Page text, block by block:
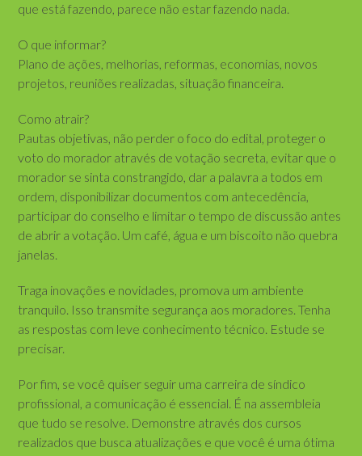
que está fazendo, parece não estar fazendo nada.
O que informar?
Plano de ações, melhorias, reformas, economias, novos
projetos, reuniões realizadas, situação financeira.
Como atrair?
Pautas objetivas, não perder o foco do edital, proteger o
voto do morador através de votação secreta, evitar que o
morador se sinta constrangido, dar a palavra a todos em
ordem, disponibilizar documentos com antecedência,
participar do conselho e limitar o tempo de discussão antes
de abrir a votação. Um café, água e um biscoito não quebra
janelas.
Traga inovações e novidades, promova um ambiente
tranquilo. Isso transmite segurança aos moradores. Tenha
as respostas com leve conhecimento técnico. Estude se
precisar.
Por fim, se você quiser seguir uma carreira de síndico
profissional, a comunicação é essencial. É na assembleia
que tudo se resolve. Demonstre através dos cursos
realizados que busca atualizações e que você é uma ótima